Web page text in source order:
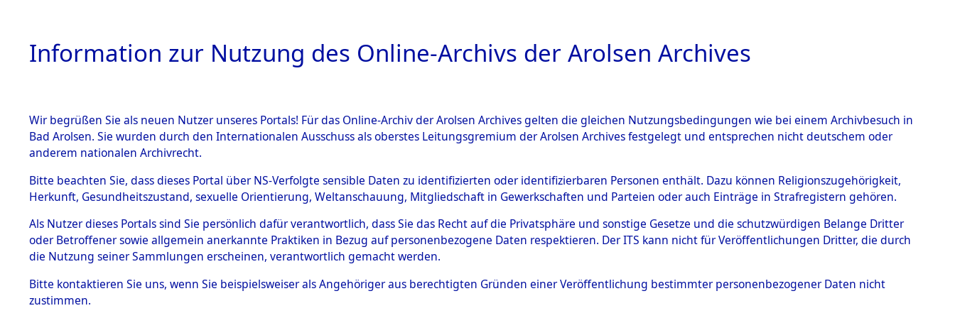
HOME BESTANDSBESCHREIBUNG ARCHIVALE ÜBERSICHT BILD
BESTÄNDE
Inhaftierungsdoku
mente
5. Verschiedenes
Todesmärsche
5.3.1 Alliierte
Ermittlungen zu den Orten Cham - Fronberg.→0002 (84603225)
→0030 (84603255)
0030 (84603255)
Information zur Nutzung des Online-Archivs der Arolsen Archives
Wir begrüßen Sie als neuen Nutzer unseres Portals! Für das Online-Archiv der Arolsen Archives gelten die gleichen Nutzungsbedingungen wie bei einem Archivbesuch in
Bad Arolsen. Sie wurden durch den Internationalen Ausschuss als oberstes Leitungsgremium der Arolsen Archives festgelegt und entsprechen nicht deutschem oder
anderem nationalen Archivrecht.
Bitte beachten Sie, dass dieses Portal über NS-Verfolgte sensible Daten zu identifizierten oder identifizierbaren Personen enthält. Dazu können Religionszugehörigkeit,
Herkunft, Gesundheitszustand, sexuelle Orientierung, Weltanschauung, Mitgliedschaft in Gewerkschaften und Parteien oder auch Einträge in Strafregistern gehören.
Als Nutzer dieses Portals sind Sie persönlich dafür verantwortlich, dass Sie das Recht auf die Privatsphäre und sonstige Gesetze und die schutzwürdigen Belange Dritter
oder Betroffener sowie allgemein anerkannte Praktiken in Bezug auf personenbezogene Daten respektieren. Der ITS kann nicht für Veröffentlichungen Dritter, die durch
die Nutzung seiner Sammlungen erscheinen, verantwortlich gemacht werden.
Bitte kontaktieren Sie uns, wenn Sie beispielsweiser als Angehöriger aus berechtigten Gründen einer Veröffentlichung bestimmter personenbezogener Daten nicht
zustimmen.